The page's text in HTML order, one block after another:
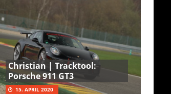
Christian | Tracktool:
Porsche 911 GT3
15. APRIL 2020